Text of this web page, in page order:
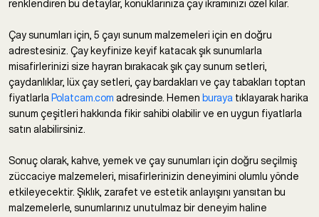
renklendiren bu detaylar, konuklarınıza çay ikramınızı özel kılar.
Çay sunumları için, 5 çayı sunum malzemeleri için en doğru
adrestesiniz. Çay keyfinize keyif katacak şık sunumlarla
misafirlerinizi size hayran bırakacak şık çay sunum setleri,
çaydanlıklar, lüx çay setleri, çay bardakları ve çay tabakları toptan
fiyatlarla Polatcam.com adresinde. Hemen buraya tıklayarak harika
sunum çeşitleri hakkında fikir sahibi olabilir ve en uygun fiyatlarla
satın alabilirsiniz.
Sonuç olarak, kahve, yemek ve çay sunumları için doğru seçilmiş
züccaciye malzemeleri, misafirlerinizin deneyimini olumlu yönde
etkileyecektir. Şıklık, zarafet ve estetik anlayışını yansıtan bu
malzemelerle, sunumlarınız unutulmaz bir deneyim haline